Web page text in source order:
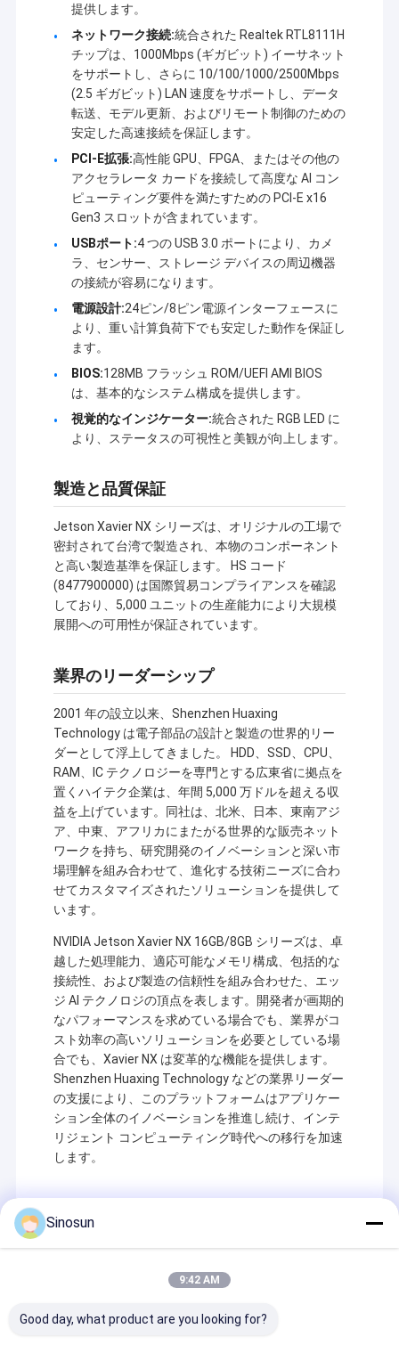
家へ
製品
わたしたち に つい て
工場 ツアー
品質管理
連絡 ください
ブログ
網目状ネットワークのラジオ
無線データ伝送
ほか
提供します。
ネットワーク接続:統合された Realtek RTL8111H
チップは、1000Mbps (ギガビット) イーサネット
をサポートし、さらに 10/100/1000/2500Mbps
(2.5 ギガビット) LAN 速度をサポートし、データ
転送、モデル更新、およびリモート制御のための
安定した高速接続を保証します。
PCI-E拡張:高性能 GPU、FPGA、またはその他の
アクセラレータ カードを接続して高度な AI コン
ピューティング要件を満たすための PCI-E x16
Gen3 スロットが含まれています。
USBポート:4 つの USB 3.0 ポートにより、カメ
ラ、センサー、ストレージ デバイスの周辺機器
の接続が容易になります。
電源設計:24ピン/8ピン電源インターフェースに
より、重い計算負荷下でも安定した動作を保証し
ます。
BIOS:128MB フラッシュ ROM/UEFI AMI BIOS
は、基本的なシステム構成を提供します。
視覚的なインジケーター:統合された RGB LED に
より、ステータスの可視性と美観が向上します。
製造と品質保証
Jetson Xavier NX シリーズは、オリジナルの工場で
密封されて台湾で製造され、本物のコンポーネント
と高い製造基準を保証します。 HS コード
(8477900000) は国際貿易コンプライアンスを確認
しており、5,000 ユニットの生産能力により大規模
展開への可用性が保証されています。
業界のリーダーシップ
2001 年の設立以来、Shenzhen Huaxing
Technology は電子部品の設計と製造の世界的リー
ダーとして浮上してきました。 HDD、SSD、CPU、
RAM、IC テクノロジーを専門とする広東省に拠点を
置くハイテク企業は、年間 5,000 万ドルを超える収
益を上げています。同社は、北米、日本、東南アジ
ア、中東、アフリカにまたがる世界的な販売ネット
ワークを持ち、研究開発のイノベーションと深い市
場理解を組み合わせて、進化する技術ニーズに合わ
せてカスタマイズされたソリューションを提供して
います。
NVIDIA Jetson Xavier NX 16GB/8GB シリーズは、卓
越した処理能力、適応可能なメモリ構成、包括的な
接続性、および製造の信頼性を組み合わせた、エッ
ジ AI テクノロジの頂点を表します。開発者が画期的
なパフォーマンスを求めている場合でも、業界がコ
スト効率の高いソリューションを必要としている場
合でも、Xavier NX は変革的な機能を提供します。
Shenzhen Huaxing Technology などの業界リーダー
の支援により、このプラットフォームはアプリケー
ション全体のイノベーションを推進し続け、インテ
リジェント コンピューティング時代への移行を加速
します。
Recommended Products
シェンゼン・シノサン・テクノロジー・コー・リテッド
は,1996年から製品開発,アプリケーション,ネットワーク
エンジニアリングなどの無線データ転送サービスに従事
しています.
ワイヤレスデータ転送機器の世界産業の先駆的な技術を
取り入れ,国内で有名な大学や研究所の力を頼りに現
在,Sinosunは最も先進的なデジタルデータラジオ,スマー
トデータラジオ,デジタルデータモジュール,高速周波数ホ
ッピングラジオ,産業用ワイヤレスイーサネットを開発し,
生産しています.ネットワークHDビデオラジオ/モジュー
ルAD-HOC/MESH 自己組織メッシュネットワーク
GNSS/RTK 無線データリンク 産業用無線リモート I/O ハ
ンドヘルドモバイルデータ&音声トランシーバー音声コー
ダー-デコーダー複数のシリアルポート複合接続,ポイント
よび石油/ガス,水/電力に広く使用されている他のシリー
ズ製品,電力/暖房ネットワーク/石炭ガス/鉄道/輸送道路照
明/地震/天気/環境保護,データ収集制御とGPS,測量,金融,
メタルギー/化学産業,産業プロセス制御自動化産業用ワイ
Sinosun
9:42 AM
Good day, what product are you looking for?